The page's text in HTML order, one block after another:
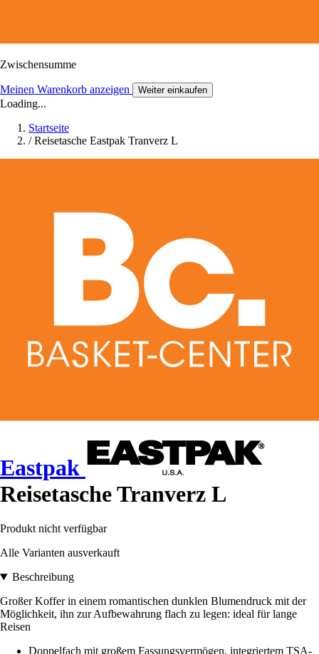
Zwischensumme
Meinen Warenkorb anzeigen Weiter einkaufen
Loading...
Startseite
/ Reisetasche Eastpak Tranverz L
Eastpak
Reisetasche Tranverz L
Produkt nicht verfügbar
Alle Varianten ausverkauft
Beschreibung
Großer Koffer in einem romantischen dunklen Blumendruck mit der
Möglichkeit, ihn zur Aufbewahrung flach zu legen: ideal für lange
Reisen
Doppelfach mit großem Fassungsvermögen, integriertem TSA-